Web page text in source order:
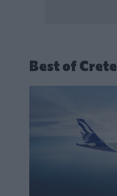
Best of Crete